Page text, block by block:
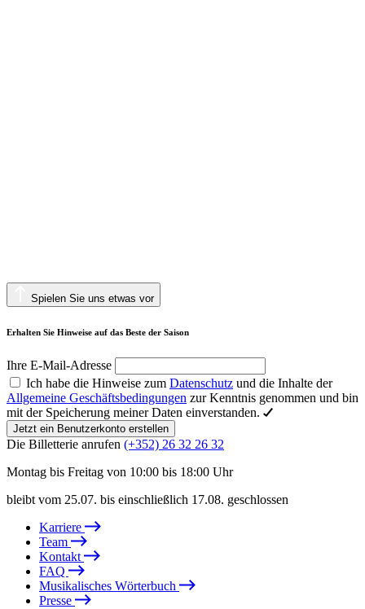
Spielen Sie uns etwas vor
Erhalten Sie Hinweise auf das Beste der Saison
Ihre E-Mail-Adresse
Ich habe die Hinweise zum Datenschutz und die Inhalte der
Allgemeine Geschäftsbedingungen zur Kenntnis genommen und bin
mit der Speicherung meiner Daten einverstanden.
Jetzt ein Benutzerkonto erstellen
Die Billetterie anrufen (+352) 26 32 26 32
Montag bis Freitag von 10:00 bis 18:00 Uhr
bleibt vom 25.07. bis einschließlich 17.08. geschlossen
Karriere
Team
Kontakt
FAQ
Musikalisches Wörterbuch
Presse